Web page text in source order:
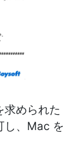
求められた
し、Mac を